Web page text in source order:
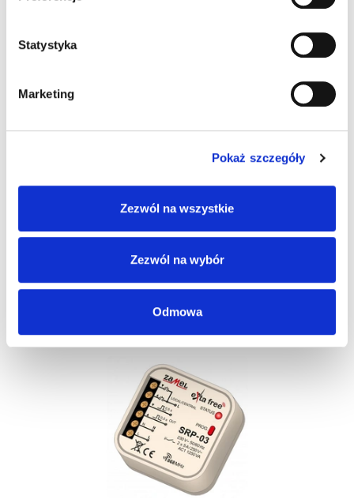
Statystyka
Marketing
Pokaż szczegóły
Zezwól na wszystkie
Zezwól na wybór
Odmowa
brutto / szt.
EXF10000081
Kategoria:Smart home